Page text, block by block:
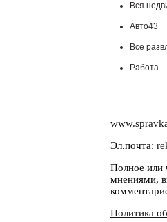
Вся
Авто43
Все
Работа
Эл.почта:
Полное или
мнениями,
Политика